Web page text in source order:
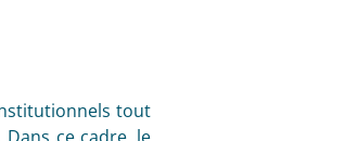
tout